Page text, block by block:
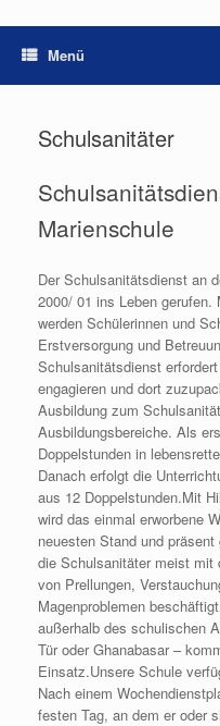
Menü
Schulsanitäter
Marienschule
Der Schulsanitätsdienst an
2000/ 01 ins Leben
werden Schülerinnen und
Erstversorgung und
Schulsanitätsdienst
engagieren und dort
Ausbildung zum
Ausbildungsbereiche. Als
Doppelstunden in
Danach erfolgt die
aus 12 Doppelstunden.Mit
wird das einmal erworbene
neuesten Stand und
die Schulsanitäter meist mit
von Prellungen,
Magenproblemen
außerhalb des schulischen
Tür oder Ghanabasar –
Einsatz.Unsere Schule
Nach einem
festen Tag, an dem er oder